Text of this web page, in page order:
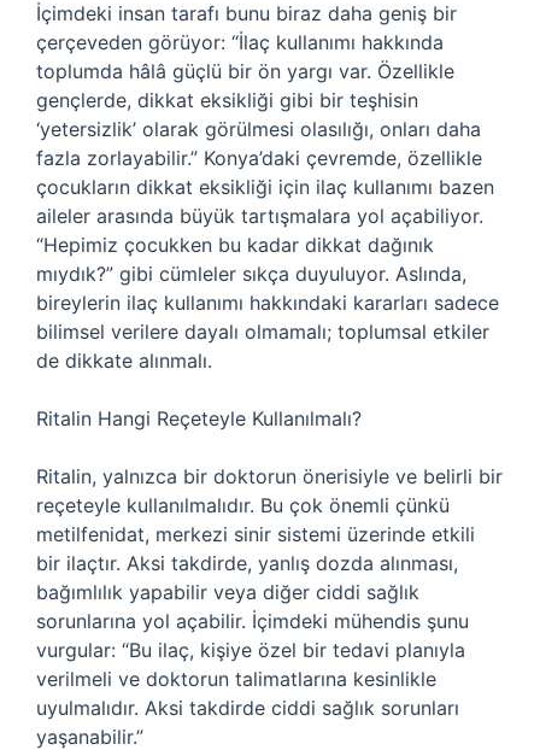
İçimdeki insan tarafı bunu biraz daha geniş bir
çerçeveden görüyor: “İlaç kullanımı hakkında
toplumda hâlâ güçlü bir ön yargı var. Özellikle
gençlerde, dikkat eksikliği gibi bir teşhisin
‘yetersizlik’ olarak görülmesi olasılığı, onları daha
fazla zorlayabilir.” Konya’daki çevremde, özellikle
çocukların dikkat eksikliği için ilaç kullanımı bazen
aileler arasında büyük tartışmalara yol açabiliyor.
“Hepimiz çocukken bu kadar dikkat dağınık
mıydık?” gibi cümleler sıkça duyuluyor. Aslında,
bireylerin ilaç kullanımı hakkındaki kararları sadece
bilimsel verilere dayalı olmamalı; toplumsal etkiler
de dikkate alınmalı.
Ritalin Hangi Reçeteyle Kullanılmalı?
Ritalin, yalnızca bir doktorun önerisiyle ve belirli bir
reçeteyle kullanılmalıdır. Bu çok önemli çünkü
metilfenidat, merkezi sinir sistemi üzerinde etkili
bir ilaçtır. Aksi takdirde, yanlış dozda alınması,
bağımlılık yapabilir veya diğer ciddi sağlık
sorunlarına yol açabilir. İçimdeki mühendis şunu
vurgular: “Bu ilaç, kişiye özel bir tedavi planıyla
verilmeli ve doktorun talimatlarına kesinlikle
uyulmalıdır. Aksi takdirde ciddi sağlık sorunları
yaşanabilir.”